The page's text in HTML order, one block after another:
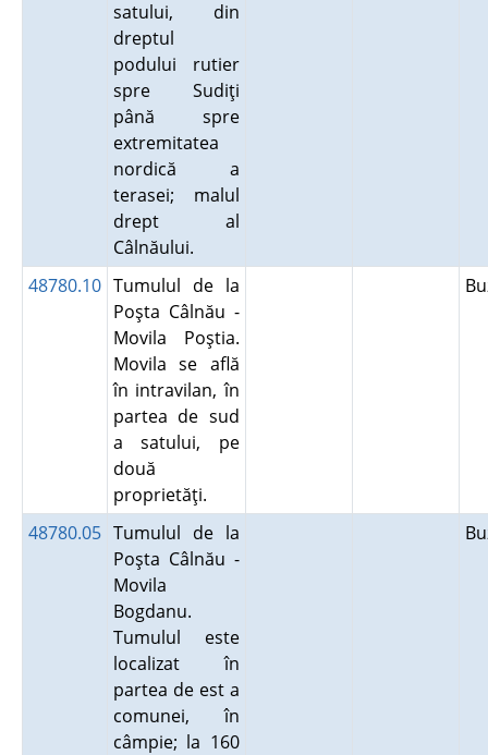
satului, din
dreptul
podului rutier
spre Sudiţi
până spre
extremitatea
nordică a
terasei; malul
drept al
Câlnăului.
48780.10 Tumulul de la
Poşta Câlnău -
Movila Poştia.
Movila se află
în intravilan, în
partea de sud
a satului, pe
două
proprietăţi.
48780.05 Tumulul de la
Poşta Câlnău -
Movila
Bogdanu.
Tumulul este
localizat în
partea de est a
comunei, în
câmpie; la 160